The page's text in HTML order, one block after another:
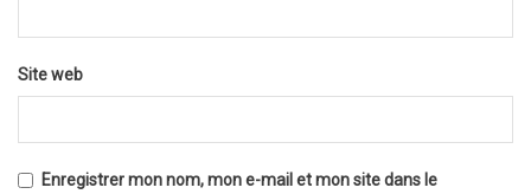
Site web
Enregistrer mon nom, mon e-mail et mon site dans le